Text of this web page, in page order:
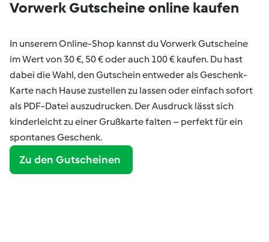
Vorwerk Gutscheine online kaufen
In unserem Online-Shop kannst du Vorwerk Gutscheine
im Wert von 30 €, 50 € oder auch 100 € kaufen. Du hast
dabei die Wahl, den Gutschein entweder als Geschenk-
Karte nach Hause zustellen zu lassen oder einfach sofort
als PDF-Datei auszudrucken. Der Ausdruck lässt sich
kinderleicht zu einer Grußkarte falten – perfekt für ein
spontanes Geschenk.
Zu den Gutscheinen